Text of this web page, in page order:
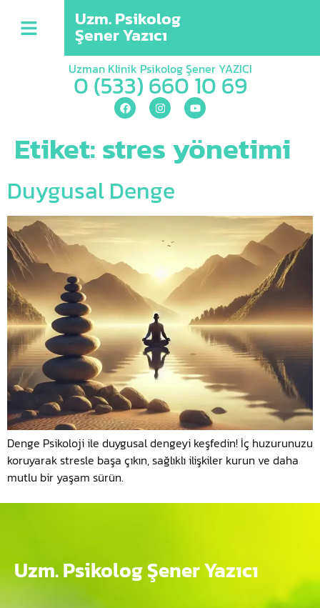
Uzm. Psikolog
Şener Yazıcı
Uzman Klinik Psikolog Şener YAZICI
0 (533) 660 10 69
Etiket:stres yönetimi
Duygusal Denge
Denge Psikoloji ile duygusal dengeyi keşfedin! İç huzurunuzu
koruyarak stresle başa çıkın, sağlıklı ilişkiler kurun ve daha
mutlu bir yaşam sürün.
Uzm. Psikolog Şener Yazıcı